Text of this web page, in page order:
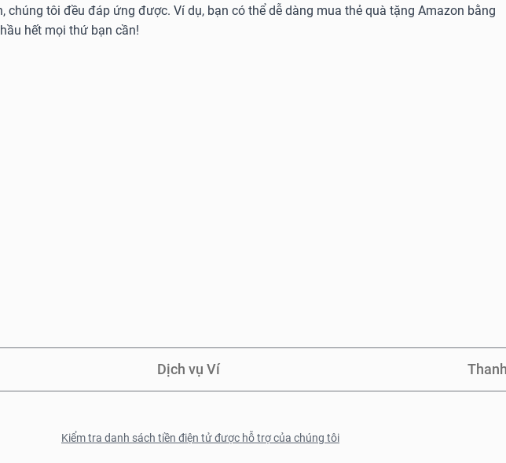
chúng tôi đều đáp ứng được. Ví dụ, bạn có thể dễ dàng mua thẻ quà tặng Amazon bằng
hết mọi thứ bạn cần!
Dịch vụ Ví
Kiểm tra danh sách tiền điện tử được hỗ trợ của chúng tôi